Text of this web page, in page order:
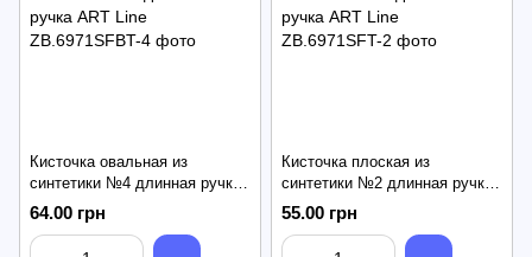
Кисточка овальная из
синтетики №4 длинная ручка
ART Line
64.00 грн
Кисточка плоская из
синтетики №2 длинная ручка
ART Line
55.00 грн